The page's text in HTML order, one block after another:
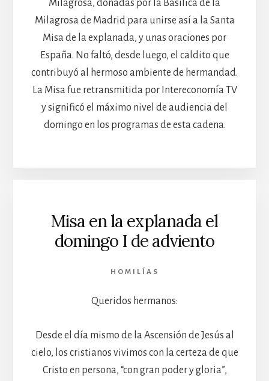
Milagrosa, donadas por la Basílica de la
Milagrosa de Madrid para unirse así a la Santa
Misa de la explanada, y unas oraciones por
España. No faltó, desde luego, el caldito que
contribuyó al hermoso ambiente de hermandad.
La Misa fue retransmitida por Intereconomía TV
y significó el máximo nivel de audiencia del
domingo en los programas de esta cadena.
Misa en la explanada el
domingo I de adviento
HOMILÍAS
Queridos hermanos:
Desde el día mismo de la Ascensión de Jesús al
cielo, los cristianos vivimos con la certeza de que
Cristo en persona, “con gran poder y gloria”,